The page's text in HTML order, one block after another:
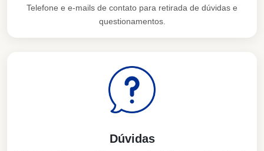
Telefone e e-mails de contato para retirada de dúvidas e
questionamentos.
Dúvidas